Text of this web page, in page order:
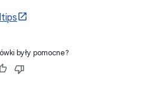
były pomocne?